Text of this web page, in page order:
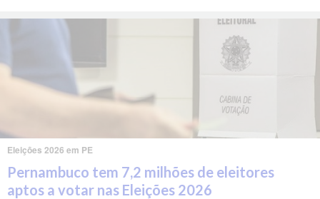
Eleições 2026 em PE
Pernambuco tem 7,2 milhões de eleitores
aptos a votar nas Eleições 2026